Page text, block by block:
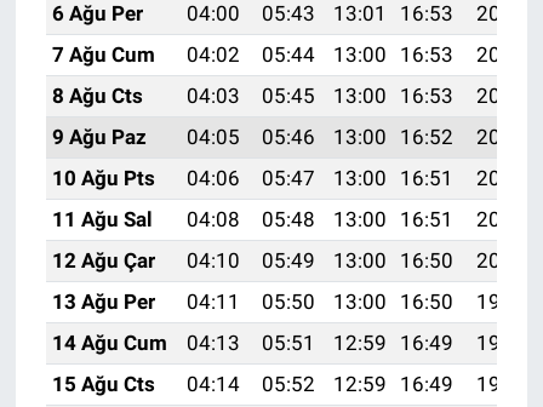
6 Ağu Per
04:00 05:43 13:01 16:53
20:08
7 Ağu Cum
04:02 05:44 13:00 16:53
20:07
8 Ağu Cts
04:03 05:45 13:00 16:53
20:06
9 Ağu Paz
04:05 05:46 13:00 16:52
20:05
10 Ağu Pts
04:06 05:47 13:00 16:51
20:03
11 Ağu Sal
04:08 05:48 13:00 16:51
20:02
12 Ağu Çar
04:10 05:49 13:00 16:50
20:01
13 Ağu Per
04:11 05:50 13:00 16:50
19:59
14 Ağu Cum
04:13 05:51 12:59 16:49
19:58
15 Ağu Cts
04:14 05:52 12:59 16:49
19:57